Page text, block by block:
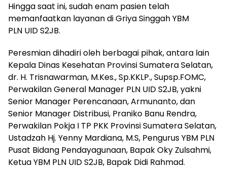
Hingga saat ini, sudah enam pasien telah
memanfaatkan layanan di Griya Singgah YBM
PLN UID S2JB.
Peresmian dihadiri oleh berbagai pihak, antara lain
Kepala Dinas Kesehatan Provinsi Sumatera Selatan,
dr. H. Trisnawarman, M.Kes., Sp.KKLP., Supsp.FOMC,
Perwakilan General Manager PLN UID S2JB, yakni
Senior Manager Perencanaan, Armunanto, dan
Senior Manager Distribusi, Praniko Banu Rendra,
Perwakilan Pokja I TP PKK Provinsi Sumatera Selatan,
Ustadzah Hj. Yenny Mardiana, M.S, Pengurus YBM PLN
Pusat Bidang Pendayagunaan, Bapak Oky Zulsahmi,
Ketua YBM PLN UID S2JB, Bapak Didi Rahmad.